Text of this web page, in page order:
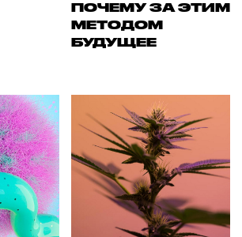
ПОЧЕМУ ЗА ЭТИМ
МЕТОДОМ
БУДУЩЕЕ